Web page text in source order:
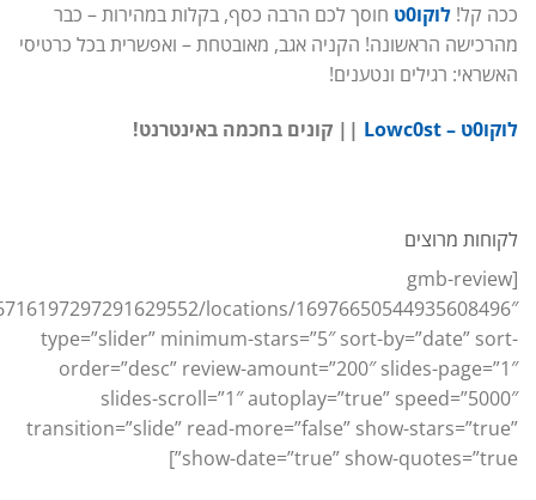
ככה קל! לוקו0ט
חוסך לכם הרבה כסף, בקלות במהירות – כבר
מהרכישה הראשונה! הקניה אגב, מאובטחת – ואפשרית בכל כרטיסי
האשראי: רגילים ונטענים!
לוקו0ט – Lowc0st || קונים בחכמה באינטרנט!
לקוחות מרוצים
[gmb-review
locations/16976650544935608496″
type=”slider” minimum-stars=”5″ sort-by=”date” sort-
order=”desc” review-amount=”200″ slides-page=”1″
slides-scroll=”1″ autoplay=”true” speed=”5000″
transition=”slide” read-more=”false” show-stars=”true”
show-date=”true” show-quotes=”true”]